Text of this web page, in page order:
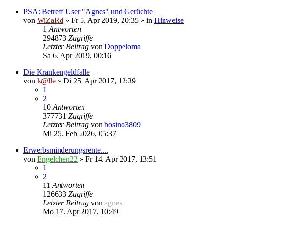
PSA: Betreff User "Agnes" und Gerüchte
von WiZaRd » Fr 5. Apr 2019, 20:35 » in Hinweise
1Antworten
294873 Zugriffe
Letzter Beitrag von Doppeloma
Sa 6. Apr 2019, 00:16
Die Krankengeldfalle
von k@lle » Di 25. Apr 2017, 12:39
1
2
10Antworten
377731 Zugriffe
Letzter Beitrag von bosino3809
Mi 25. Feb 2026, 05:37
Erwerbsminderungsrente....
von Engelchen22 » Fr 14. Apr 2017, 13:51
1
2
11Antworten
126633 Zugriffe
Letzter Beitrag von agnes
Mo 17. Apr 2017, 10:49